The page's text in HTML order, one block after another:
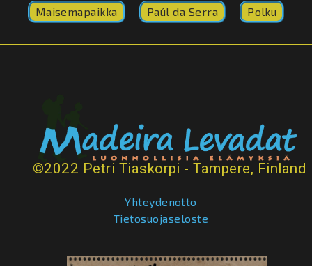
Maisemapaikka Paúl da Serra Polku
©2022 Petri Tiaskorpi - Tampere, Finland
Yhteydenotto
Tietosuojaseloste